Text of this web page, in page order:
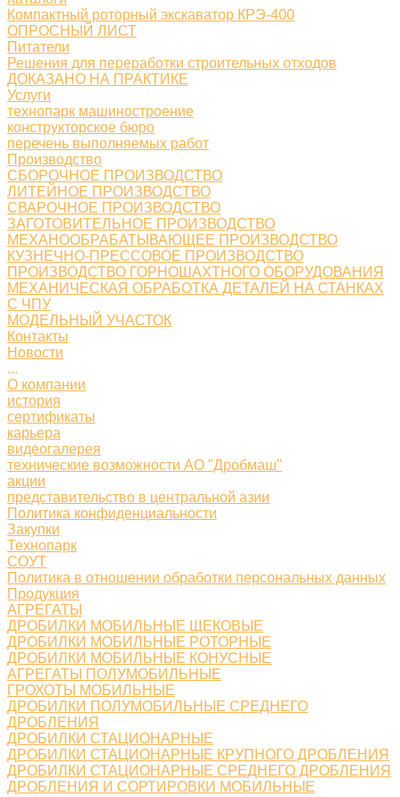
Компактный роторный экскаватор КРЭ-400
ОПРОСНЫЙ ЛИСТ
Питатели
Решения для переработки строительных отходов
ДОКАЗАНО НА ПРАКТИКЕ
Услуги
технопарк машиностроение
конструкторское бюро
перечень выполняемых работ
Производство
СБОРОЧНОЕ ПРОИЗВОДСТВО
ЛИТЕЙНОЕ ПРОИЗВОДСТВО
СВАРОЧНОЕ ПРОИЗВОДСТВО
ЗАГОТОВИТЕЛЬНОЕ ПРОИЗВОДСТВО
МЕХАНООБРАБАТЫВАЮЩЕЕ ПРОИЗВОДСТВО
КУЗНЕЧНО-ПРЕССОВОЕ ПРОИЗВОДСТВО
ПРОИЗВОДСТВО ГОРНОШАХТНОГО ОБОРУДОВАНИЯ
МЕХАНИЧЕСКАЯ ОБРАБОТКА ДЕТАЛЕЙ НА СТАНКАХ
С ЧПУ
МОДЕЛЬНЫЙ УЧАСТОК
Контакты
Новости
...
О компании
история
сертификаты
карьера
видеогалерея
технические возможности АО "Дробмаш"
акции
представительство в центральной азии
Политика конфиденциальности
Закупки
Технопарк
СОУТ
Политика в отношении обработки персональных данных
Продукция
АГРЕГАТЫ
ДРОБИЛКИ МОБИЛЬНЫЕ ЩЕКОВЫЕ
ДРОБИЛКИ МОБИЛЬНЫЕ РОТОРНЫЕ
ДРОБИЛКИ МОБИЛЬНЫЕ КОНУСНЫЕ
АГРЕГАТЫ ПОЛУМОБИЛЬНЫЕ
ГРОХОТЫ МОБИЛЬНЫЕ
ДРОБИЛКИ ПОЛУМОБИЛЬНЫЕ СРЕДНЕГО
ДРОБЛЕНИЯ
ДРОБИЛКИ СТАЦИОНАРНЫЕ
ДРОБИЛКИ СТАЦИОНАРНЫЕ КРУПНОГО ДРОБЛЕНИЯ
ДРОБИЛКИ СТАЦИОНАРНЫЕ СРЕДНЕГО ДРОБЛЕНИЯ
ДРОБЛЕНИЯ И СОРТИРОВКИ МОБИЛЬНЫЕ